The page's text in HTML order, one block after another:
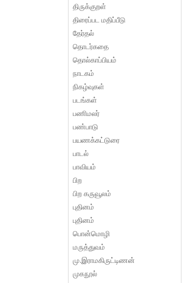
திருக்குறள்
திரைப்பட மதிப்பீடு
தேர்தல்
தொடர்கதை
தொல்காப்பியம்
நாடகம்
நிகழ்வுகள்
படங்கள்
பணிமலர்
பண்பாடு
பயணக்கட்டுரை
பாடல்
பாவியம்
பிற
பிற கருவூலம்
புதினம்
புதினம்
பொன்மொழி
மருத்துவம்
மு.இராமகிருட்டிணன்
முகநூல்